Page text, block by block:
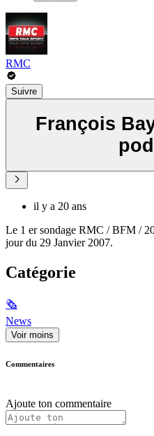
RMC
Suivre
François
il y a 20 ans
Le 1 er sondage RMC / BFM /
jour du 29 Janvier 2007.
Catégorie
🗞
News
Voir moins
Commentaires
Ajoute ton commentaire